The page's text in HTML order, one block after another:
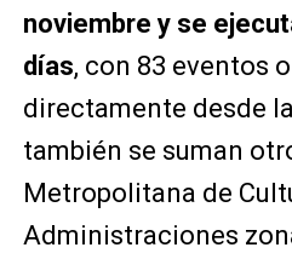
noviembre y se
días, con 83 eventos
directamente desde
también se suman
Metropolitana de
Administraciones